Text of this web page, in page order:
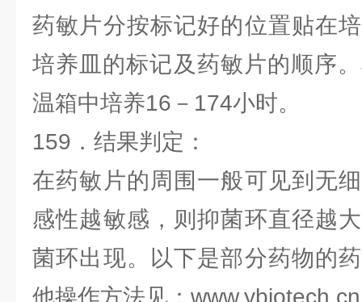
药敏片分按标记好的位置贴在
培养皿的标记及药敏片的顺序
温箱中培养16－174小时。
159．结果判定：
在药敏片的周围一般可见到无
感性越敏感，则抑菌环直径越
菌环出现。以下是部分药物的
他操作方法见：www.ybiotech.cn